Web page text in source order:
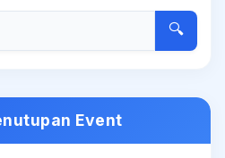
🔍
Event